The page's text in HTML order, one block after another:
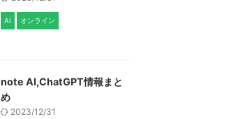
AI オンライン
note AI,ChatGPT情報まと
め
2023/12/31